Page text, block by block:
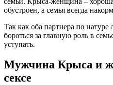
обустроен, а семья всегда
Так как оба партнера по
бороться за главную роль в
уступать.
Мужчина Крыса и
сексе